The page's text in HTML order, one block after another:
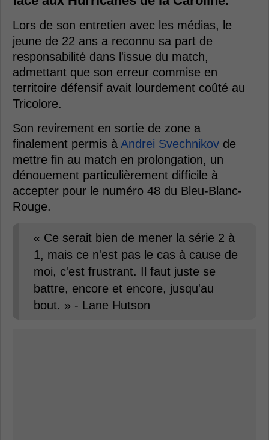
Lors de son entretien avec les médias, le
jeune de 22 ans a reconnu sa part de
responsabilité dans l'issue du match,
admettant que son erreur commise en
territoire défensif avait lourdement coûté au
Tricolore.
Son revirement en sortie de zone a
finalement permis à Andrei Svechnikov de
mettre fin au match en prolongation, un
dénouement particulièrement difficile à
accepter pour le numéro 48 du Bleu-Blanc-
Rouge.
« Ce serait bien de mener la série 2 à
1, mais ce n'est pas le cas à cause de
moi, c'est frustrant. Il faut juste se
battre, encore et encore, jusqu'au
bout. » - Lane Hutson